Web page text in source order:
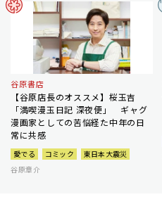
谷原書店
【谷原店長のオススメ】桜玉吉
「満喫漫玉日記 深夜便」 ギャグ
漫画家としての苦悩経た中年の日
常に共感
愛でる コミック
東日本大震災
谷原章介